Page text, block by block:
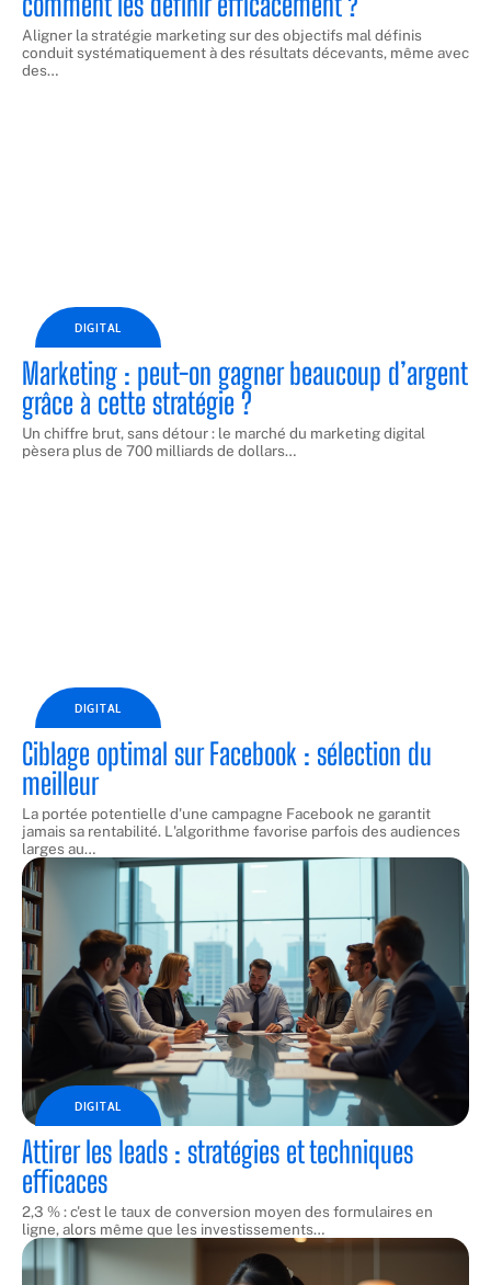
Aligner la stratégie marketing sur des objectifs mal définis
conduit systématiquement à des résultats décevants, même avec
des…
DIGITAL
Marketing : peut-on gagner beaucoup d’argent
grâce à cette stratégie ?
Un chiffre brut, sans détour : le marché du marketing digital
pèsera plus de 700 milliards de dollars…
DIGITAL
Ciblage optimal sur Facebook : sélection du
meilleur
La portée potentielle d'une campagne Facebook ne garantit
jamais sa rentabilité. L'algorithme favorise parfois des audiences
larges au…
DIGITAL
Attirer les leads : stratégies et techniques
efficaces
2,3 % : c'est le taux de conversion moyen des formulaires en
ligne, alors même que les investissements…